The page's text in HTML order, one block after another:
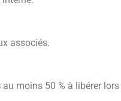
associés.
moins 50 % à libérer